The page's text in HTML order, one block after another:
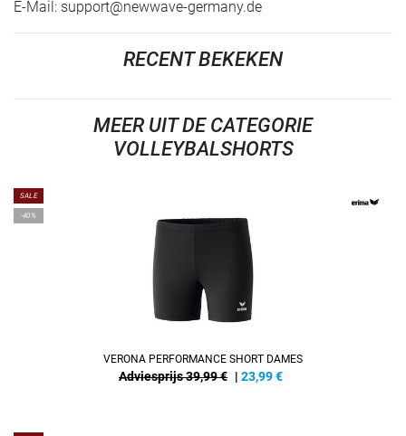
E-Mail: support@newwave-germany.de
RECENT BEKEKEN
MEER UIT DE CATEGORIE
VOLLEYBALSHORTS
SALE
-40%
VERONA PERFORMANCE SHORT DAMES
Adviesprijs 39,99 € | 23,99€